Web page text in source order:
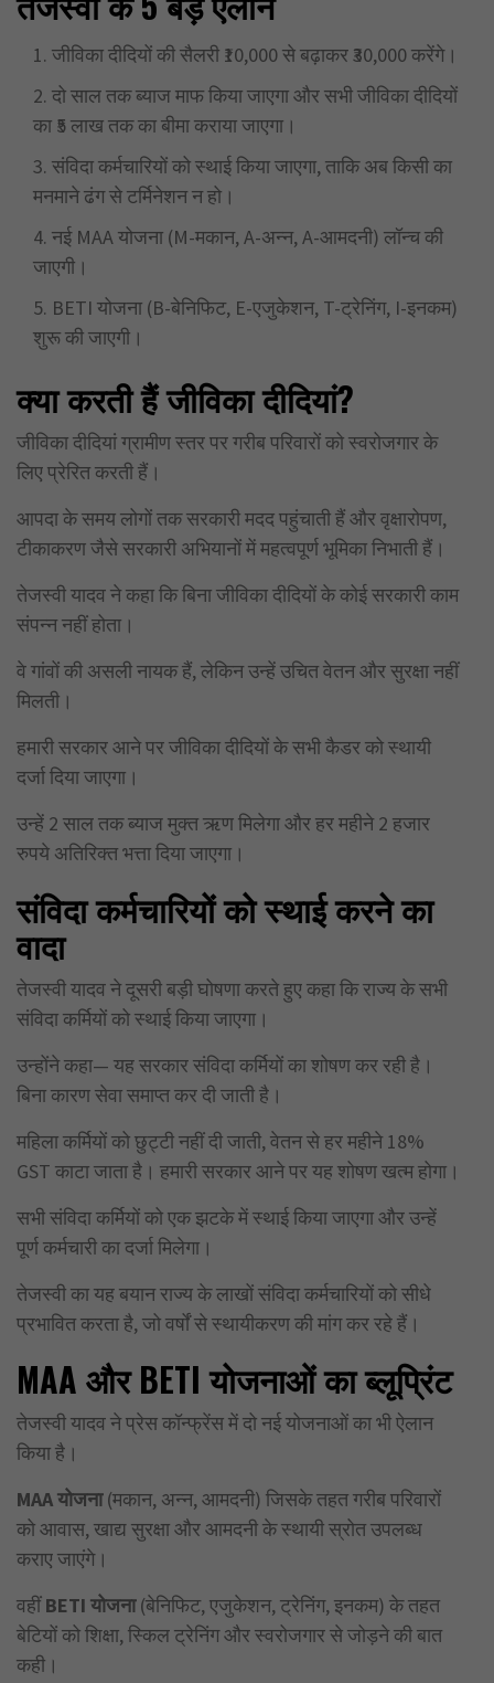
जीविका दीदियों की सैलरी ₹10,000 से बढ़ाकर ₹30,000 करेंगे।
दो साल तक ब्याज माफ किया जाएगा और सभी जीविका दीदियों
का ₹5 लाख तक का बीमा कराया जाएगा।
संविदा कर्मचारियों को स्थाई किया जाएगा, ताकि अब किसी का
मनमाने ढंग से टर्मिनेशन न हो।
नई MAA योजना (M-मकान, A-अन्न, A-आमदनी) लॉन्च की
जाएगी।
BETI योजना (B-बेनिफिट, E-एजुकेशन, T-ट्रेनिंग, I-इनकम)
शुरू की जाएगी।
क्या करती हैं जीविका दीदियां?
जीविका दीदियां ग्रामीण स्तर पर गरीब परिवारों को स्वरोजगार के
लिए प्रेरित करती हैं।
आपदा के समय लोगों तक सरकारी मदद पहुंचाती हैं और वृक्षारोपण,
टीकाकरण जैसे सरकारी अभियानों में महत्वपूर्ण भूमिका निभाती हैं।
तेजस्वी यादव ने कहा कि बिना जीविका दीदियों के कोई सरकारी काम
संपन्न नहीं होता।
वे गांवों की असली नायक हैं, लेकिन उन्हें उचित वेतन और सुरक्षा नहीं
मिलती।
हमारी सरकार आने पर जीविका दीदियों के सभी कैडर को स्थायी
दर्जा दिया जाएगा।
उन्हें 2 साल तक ब्याज मुक्त ऋण मिलेगा और हर महीने 2 हजार
रुपये अतिरिक्त भत्ता दिया जाएगा।
संविदा कर्मचारियों को स्थाई करने का
वादा
तेजस्वी यादव ने दूसरी बड़ी घोषणा करते हुए कहा कि राज्य के सभी
संविदा कर्मियों को स्थाई किया जाएगा।
उन्होंने कहा— यह सरकार संविदा कर्मियों का शोषण कर रही है।
बिना कारण सेवा समाप्त कर दी जाती है।
महिला कर्मियों को छुट्टी नहीं दी जाती, वेतन से हर महीने 18%
GST काटा जाता है। हमारी सरकार आने पर यह शोषण खत्म होगा।
सभी संविदा कर्मियों को एक झटके में स्थाई किया जाएगा और उन्हें
पूर्ण कर्मचारी का दर्जा मिलेगा।
तेजस्वी का यह बयान राज्य के लाखों संविदा कर्मचारियों को सीधे
प्रभावित करता है, जो वर्षों से स्थायीकरण की मांग कर रहे हैं।
MAA औरBETIयोजनाओं का ब्लूप्रिंट
तेजस्वी यादव ने प्रेस कॉन्फ्रेंस में दो नई योजनाओं का भी ऐलान
किया है।
MAAयोजना(मकान, अन्न, आमदनी) जिसके तहत गरीब परिवारों
को आवास, खाद्य सुरक्षा और आमदनी के स्थायी स्रोत उपलब्ध
कराए जाएंगे।
वहींBETI योजना(बेनिफिट, एजुकेशन, ट्रेनिंग, इनकम) के तहत
बेटियों को शिक्षा, स्किल ट्रेनिंग और स्वरोजगार से जोड़ने की बात
कही।